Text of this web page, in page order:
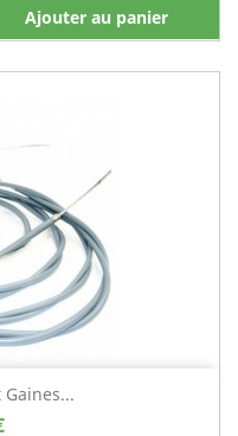
Ajouter au panier
Gaines...